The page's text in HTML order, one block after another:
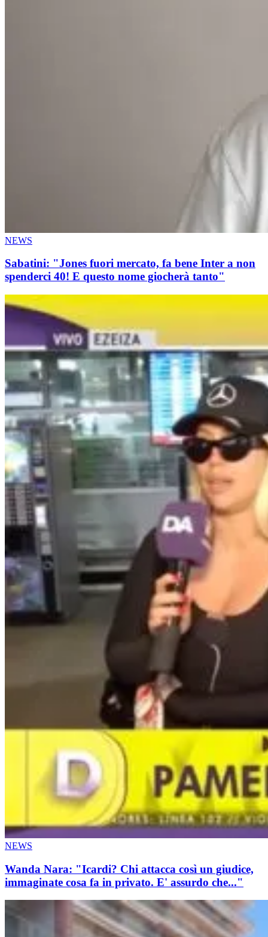
NEWS
Sabatini: "Jones fuori mercato, fa bene Inter a non
spenderci 40! E questo nome giocherà tanto"
NEWS
Wanda Nara: "Icardi? Chi attacca così un giudice,
immaginate cosa fa in privato. E' assurdo che..."